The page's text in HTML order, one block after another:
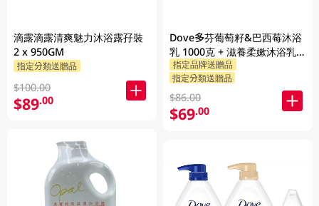
滴露滴露清爽魅力沐浴露孖裝
2 x 950GM
指定分類送贈品
$100.00
$89.00
Dove多芬葡萄籽&巴西莓沐浴
乳 1000克 + 滋養柔嫰沐浴乳
1000克 + 隨機贈品 200克
指定品牌送贈品
指定分類送贈品
$86.00
$69.00